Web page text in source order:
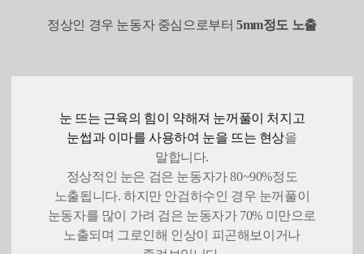
정상인 경우 눈동자 중심으로부터 5mm정도 노출
눈 뜨는 근육의 힘이 약해져 눈꺼풀이 처지고
눈썹과 이마를 사용하여 눈을 뜨는 현상을
말합니다.
정상적인 눈은 검은 눈동자가 80~90%정도
노출됩니다. 하지만 안검하수인 경우 눈꺼풀이
눈동자를 많이 가려 검은 눈동자가 70% 미만으로
노출되며 그로인해 인상이 피곤해보이거나